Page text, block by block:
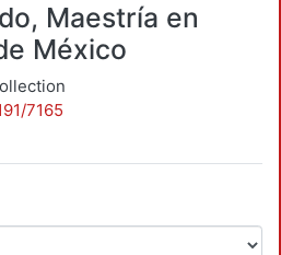
Maestría en
México
7165